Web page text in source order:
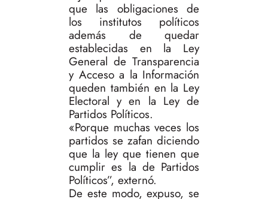
que las obligaciones de
los institutos políticos
además de quedar
establecidas en la Ley
General de Transparencia
y Acceso a la Información
queden también en la Ley
Electoral y en la Ley de
Partidos Políticos.
«Porque muchas veces los
partidos se zafan diciendo
que la ley que tienen que
cumplir es la de Partidos
Políticos”, externó.
De este modo, expuso, se